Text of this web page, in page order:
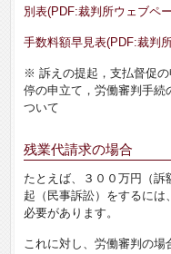
別表(PDF:裁判所ウェブペ
手数料額早見表(PDF:裁判
※ 訴えの提起，支払督促
停の申立て，労働審判手続
ついて
残業代請求の場合
たとえば、３００万円（
起（民事訴訟）をするに
必要があります。
これに対し、労働審判の